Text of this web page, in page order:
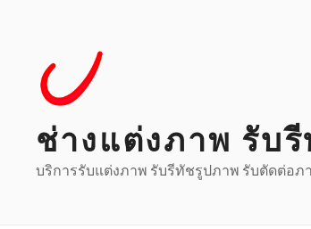
ช่างแต่งภาพ รับ
บริการรับแต่งภาพ รับรีทัชรูปภาพ รับตัดต่อ